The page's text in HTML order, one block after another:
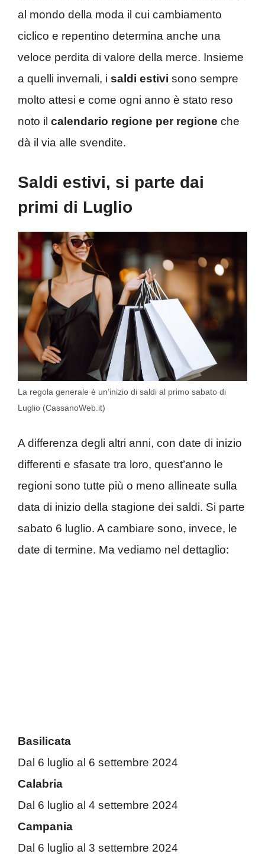
al mondo della moda il cui cambiamento
ciclico e repentino determina anche una
veloce perdita di valore della merce. Insieme
a quelli invernali, i saldi estivi sono sempre
molto attesi e come ogni anno è stato reso
noto il calendario regione per regione che
dà il via alle svendite.
Saldi estivi, si parte dai
primi di Luglio
La regola generale è un’inizio di saldi al primo sabato di
Luglio (CassanoWeb.it)
A differenza degli altri anni, con date di inizio
differenti e sfasate tra loro, quest’anno le
regioni sono tutte più o meno allineate sulla
data di inizio della stagione dei saldi. Si parte
sabato 6 luglio. A cambiare sono, invece, le
date di termine. Ma vediamo nel dettaglio:
Basilicata
Dal 6 luglio al 6 settembre 2024
Calabria
Dal 6 luglio al 4 settembre 2024
Campania
Dal 6 luglio al 3 settembre 2024